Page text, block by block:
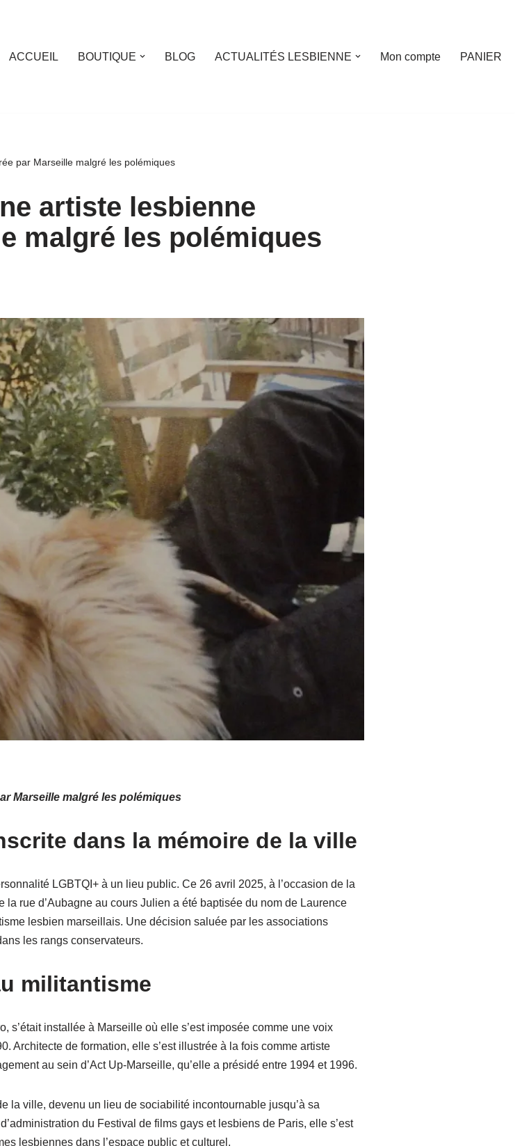
ACCUEIL BOUTIQUE BLOG ACTUALITÉS LESBIENNE Mon compte PANIER
par Marseille malgré les polémiques
artiste lesbienne
malgré les polémiques
Marseille malgré les polémiques
dans la mémoire de la ville
LGBTQI+ à un lieu public. Ce 26 avril 2025, à l’occasion de la
rue d’Aubagne au cours Julien a été baptisée du nom de Laurence
lesbien marseillais. Une décision saluée par les associations
les rangs conservateurs.
militantisme
s’était installée à Marseille où elle s’est imposée comme une voix
Architecte de formation, elle s’est illustrée à la fois comme artiste
au sein d’Act Up-Marseille, qu’elle a présidé entre 1994 et 1996.
la ville, devenu un lieu de sociabilité incontournable jusqu’à sa
du Festival de films gays et lesbiens de Paris, elle s’est
lesbiennes dans l’espace public et culturel.